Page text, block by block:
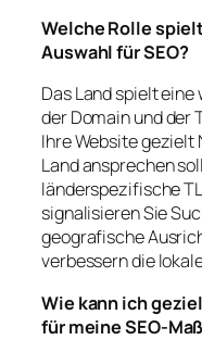
Welche Rolle
Auswahl für SEO?
Das Land spielt
der Domain und der
Ihre Website
Land ansprechen
länderspezifische
signalisieren Sie
geografische
verbessern die
Wie kann ich
für meine SEO-